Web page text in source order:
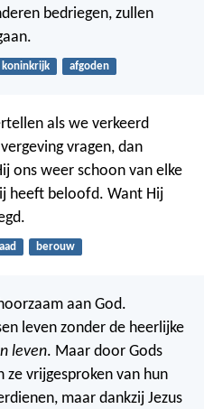
bedriegen, zullen
koninkrijk afgoden
als we verkeerd
vragen, dan
ons weer schoon van elke
heeft beloofd. Want Hij
berouw
aan God.
leven zonder de heerlijke
leven. Maar door Gods
vrijgesproken van hun
maar dankzij Jezus